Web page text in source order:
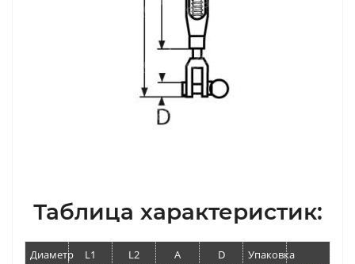
Таблица характеристик:
Диаметр L1 L2 A D
Упаковка